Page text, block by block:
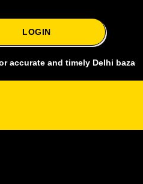
LOGIN
and timely Delhi bazar satta